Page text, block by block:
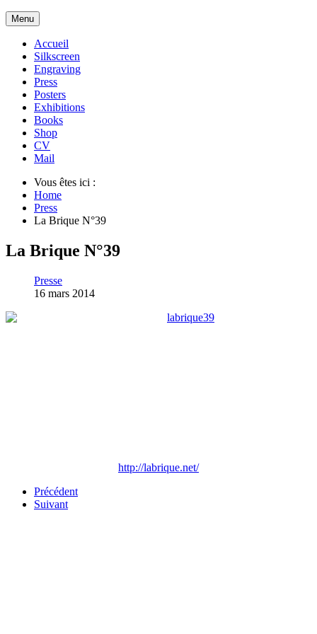
Menu
Accueil
Silkscreen
Engraving
Press
Posters
Exhibitions
Books
Shop
CV
Mail
Vous êtes ici :
Home
Press
La Brique N°39
La Brique N°39
Presse
16 mars 2014
http://labrique.net/
Précédent
Suivant